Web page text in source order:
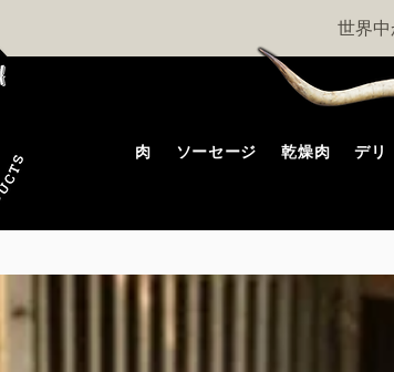
世界
肉 ソーセージ 乾燥肉 デリ